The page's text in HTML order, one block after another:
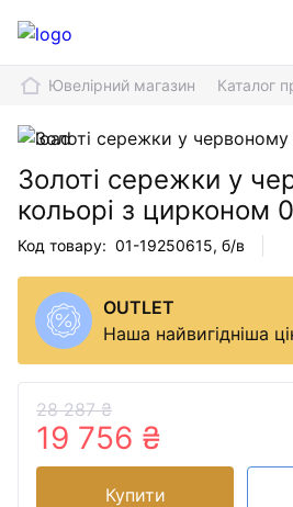
Ювелірний магазин Каталог
Золоті сережки у
кольорі з цирконом
Код товару: 01-19250615, б/в
OUTLET
Наша найвигідніша
28 287 ₴
19 756 ₴
Купити